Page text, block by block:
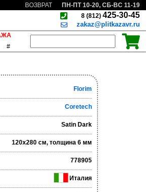
ВОЗВРАТ
ПН-ПТ 10-20, СБ-ВС 11-19
8 (812) 425-30-45
zakaz@plitkazavr.ru
#
Florim
Coretech
Satin Dark
120x280 см, толщина 6 мм
778905
Италия